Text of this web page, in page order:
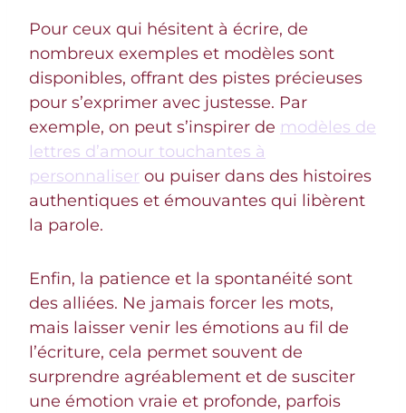
Pour ceux qui hésitent à écrire, de
nombreux exemples et modèles sont
disponibles, offrant des pistes précieuses
pour s’exprimer avec justesse. Par
exemple, on peut s’inspirer de modèles de
lettres d’amour touchantes à
personnaliser ou puiser dans des histoires
authentiques et émouvantes qui libèrent
la parole.
Enfin, la patience et la spontanéité sont
des alliées. Ne jamais forcer les mots,
mais laisser venir les émotions au fil de
l’écriture, cela permet souvent de
surprendre agréablement et de susciter
une émotion vraie et profonde, parfois